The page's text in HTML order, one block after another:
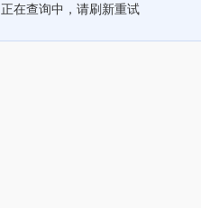
正在查询中，请刷新重试